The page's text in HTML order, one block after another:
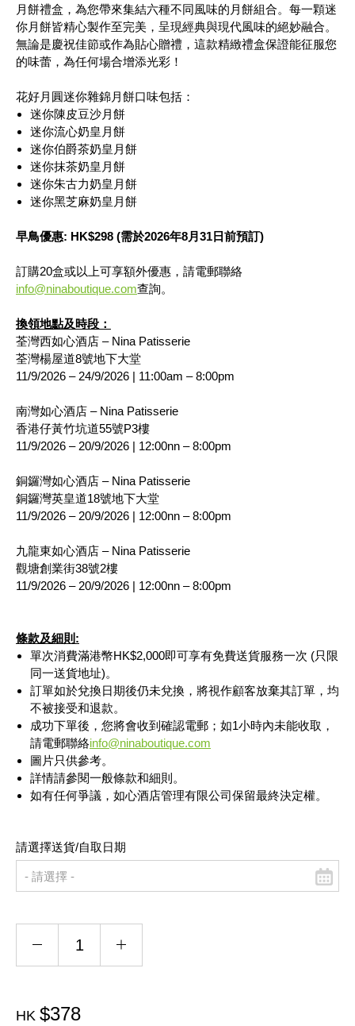
月餅禮盒，為您帶來集結六種不同風味的月餅組合。每一顆迷
你月餅皆精心製作至完美，呈現經典與現代風味的絕妙融合。
無論是慶祝佳節或作為貼心贈禮，這款精緻禮盒保證能征服您
的味蕾，為任何場合增添光彩！
花好月圓迷你雜錦月餅口味包括：
迷你陳皮豆沙月餅
迷你流心奶皇月餅
迷你伯爵茶奶皇月餅
迷你抹茶奶皇月餅
迷你朱古力奶皇月餅
迷你黑芝麻奶皇月餅
早鳥優惠: HK$298 (需於2026年8月31日前預訂)
訂購20盒或以上可享額外優惠，請電郵聯絡
info@ninaboutique.com查詢。
換領地點及時段：
荃灣西如心酒店 – Nina Patisserie
荃灣楊屋道8號地下大堂
11/9/2026 – 24/9/2026 | 11:00am – 8:00pm
南灣如心酒店 – Nina Patisserie
香港仔黃竹坑道55號P3樓
11/9/2026 – 20/9/2026 | 12:00nn – 8:00pm
銅鑼灣如心酒店 – Nina Patisserie
銅鑼灣英皇道18號地下大堂
11/9/2026 – 20/9/2026 | 12:00nn – 8:00pm
九龍東如心酒店 – Nina Patisserie
觀塘創業街38號2樓
11/9/2026 – 20/9/2026 | 12:00nn – 8:00pm
條款及細則:
單次消費滿港幣HK$2,000即可享有免費送貨服務一次 (只限
同一送貨地址)。
訂單如於兌換日期後仍未兌換，將視作顧客放棄其訂單，均
不被接受和退款。
成功下單後，您將會收到確認電郵；如1小時內未能收取，
請電郵聯絡info@ninaboutique.com
圖片只供參考。
詳情請參閱一般條款和細則。
如有任何爭議，如心酒店管理有限公司保留最終決定權。
請選擇送貨/自取日期
HK $378